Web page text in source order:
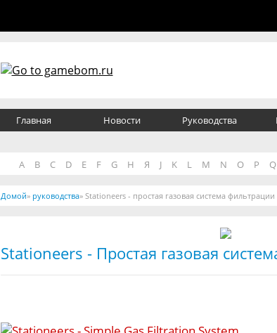
Главная Новости Руководства
A B C D E F G H Я J K L M N O P Q
Домой» руководства» Stationeers - простая газовая система фильтрации
Stationeers - Простая газовая